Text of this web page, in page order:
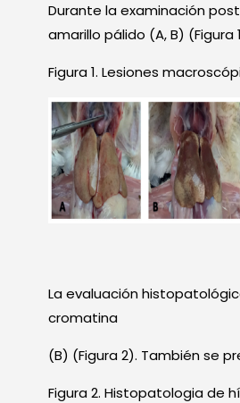
Durante la examinación
amarillo pálido (A, B)
Figura 1. Lesiones
La evaluación
cromatina
(B) (Figura 2). También se
Figura 2. Histopatologia de